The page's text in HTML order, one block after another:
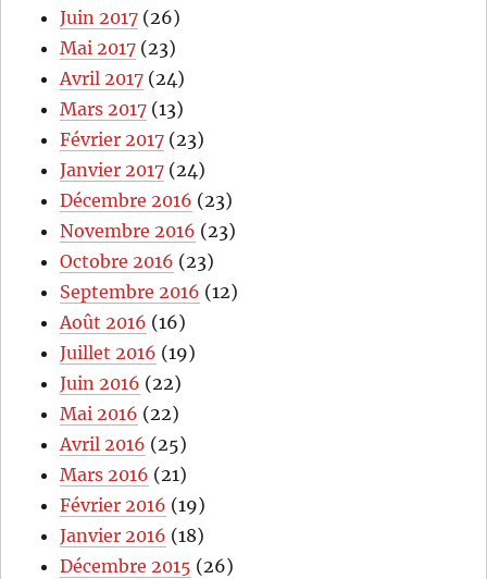
Juin 2017 (26)
Mai 2017 (23)
Avril 2017 (24)
Mars 2017 (13)
Février 2017 (23)
Janvier 2017 (24)
Décembre 2016 (23)
Novembre 2016 (23)
Octobre 2016 (23)
Septembre 2016 (12)
Août 2016 (16)
Juillet 2016 (19)
Juin 2016 (22)
Mai 2016 (22)
Avril 2016 (25)
Mars 2016 (21)
Février 2016 (19)
Janvier 2016 (18)
Décembre 2015 (26)